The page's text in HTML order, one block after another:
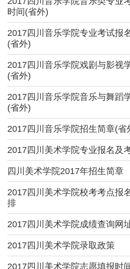
时间(省外)
2017四川音乐学院专业考试报
(省外)
2017四川音乐学院戏剧与影视
(省外)
2017四川音乐学院音乐与舞蹈
(省外)
2017四川音乐学院招生简章(省
2017四川美术学院专业报名及
四川美术学院2017年招生简章
2017四川美术学院校考考点报
排
2017四川美术学院成绩查询网
2017四川美术学院录取政策
2017四川美术学院志愿填报时